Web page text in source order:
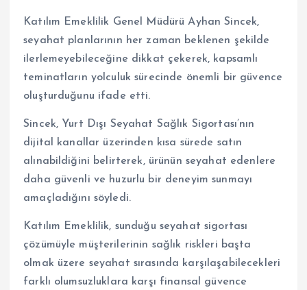
Katılım Emeklilik Genel Müdürü Ayhan Sincek,
seyahat planlarının her zaman beklenen şekilde
ilerlemeyebileceğine dikkat çekerek, kapsamlı
teminatların yolculuk sürecinde önemli bir güvence
oluşturduğunu ifade etti.
Sincek, Yurt Dışı Seyahat Sağlık Sigortası’nın
dijital kanallar üzerinden kısa sürede satın
alınabildiğini belirterek, ürünün seyahat edenlere
daha güvenli ve huzurlu bir deneyim sunmayı
amaçladığını söyledi.
Katılım Emeklilik, sunduğu seyahat sigortası
çözümüyle müşterilerinin sağlık riskleri başta
olmak üzere seyahat sırasında karşılaşabilecekleri
farklı olumsuzluklara karşı finansal güvence